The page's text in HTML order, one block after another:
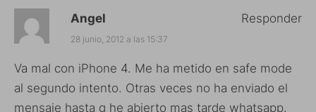
Angel
28 junio, 2012 a las 15:37
Va mal con iPhone 4. Me ha metido en safe mode
al segundo intento. Otras veces no ha enviado el
mensaje hasta q he abierto mas tarde whatsapp.
Responder